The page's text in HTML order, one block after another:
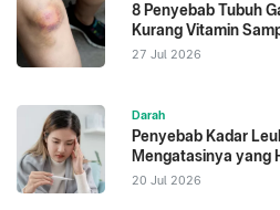
8 Penyebab Tubuh
Kurang Vitamin
27 Jul 2026
Darah
Penyebab Kadar
Mengatasinya yang
20 Jul 2026